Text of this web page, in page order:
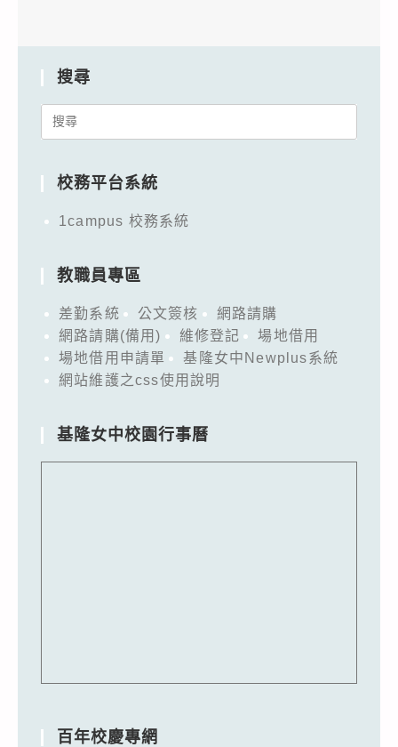
搜尋
Search
校務平台系統
1campus 校務系統
教職員專區
差勤系統 公文簽核
網路請購
網路請購(備用)
維修登記
場地借用
場地借用申請單
基隆女中Newplus系統
網站維護之css使用說明
基隆女中校園行事曆
百年校慶專網